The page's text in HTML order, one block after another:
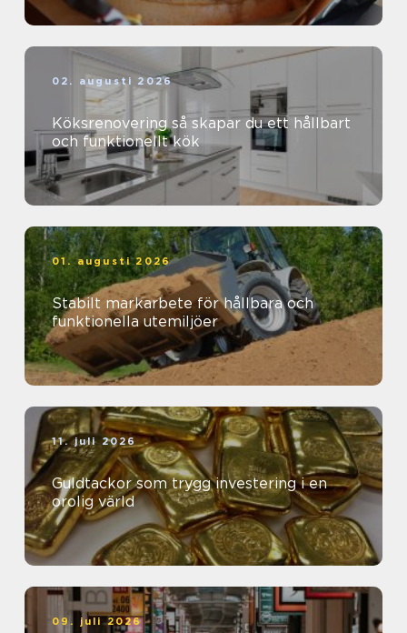
02. augusti 2026
Köksrenovering så skapar du ett hållbart
och funktionellt kök
01. augusti 2026
Stabilt markarbete för hållbara och
funktionella utemiljöer
11. juli 2026
Guldtackor som trygg investering i en
orolig värld
09. juli 2026